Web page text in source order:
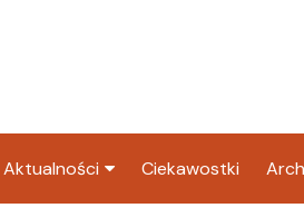
Aktualności Ciekawostki